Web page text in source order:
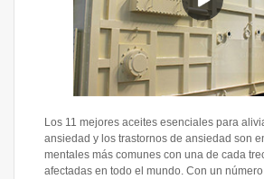
Los 11 mejores aceites esenciales para
ansiedad y los trastornos de ansiedad son
mentales más comunes con una de cada
afectadas en todo el mundo. Con un